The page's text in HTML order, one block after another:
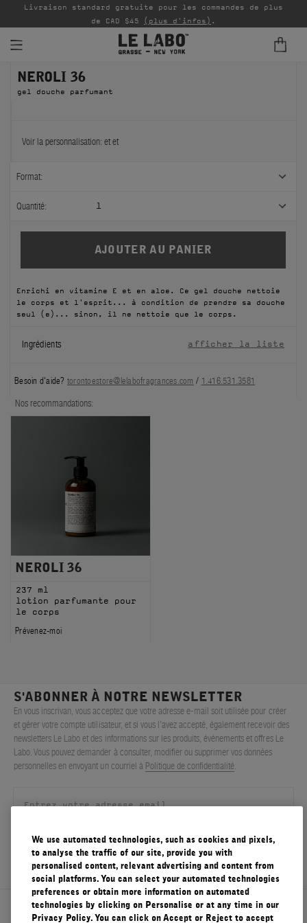
PARFUMS
INTÉRIEUR
BODY — HAIR — FACE
GROOMING
ODDITIES
ÉCHANTILLONS
Panier(0)
Livraison standard gratuite pour les commandes de plus
de CAD $45 (plus d'infos) .
NEROLI 36
gel douche parfumant
Voir la personnalisation: etet
Format:
Quantité: 1
Enrichi en vitamine E et en aloe. Ce gel douche nettoie
le corps et l'esprit... à condition de prendre sa douche
seul (e)... sinon, il ne nettoie que le corps.
Ingrédients afficher la liste
Besoin d'aide? torontoestore@lelabofragrances.com / 1.416.531.3581
Nos recommandations:
NEROLI 36
237 ml
lotion parfumante pour
le corps
Prévenez-moi
À propos de Le Labo
S'ABONNER À NOTRE NEWSLETTER
En vous inscrivan, vous acceptez que votre adresse e-mail soit utilisée pour créer
et gérer votre compte utilisateur, et si vous l’avez accepté, également recevoir des
newsletters Le Labo et des informations sur les produits, événements et offres Le
Labo. Vous pouvez demander à consulter, modifier ou supprimer vos données
personnelles en envoyant un courriel à Politique de confidentialité
S'ENREGISTRER
We use automated technologies, such as cookies and pixels,
to analyse the traffic of our site, provide you with
personalised content, relevant advertising and content from
social platforms. You can select your automated technologies
preferences or obtain more information on automated
technologies by clicking on Personalise or at any time in our
Privacy Policy. You can click on Accept or Reject to accept